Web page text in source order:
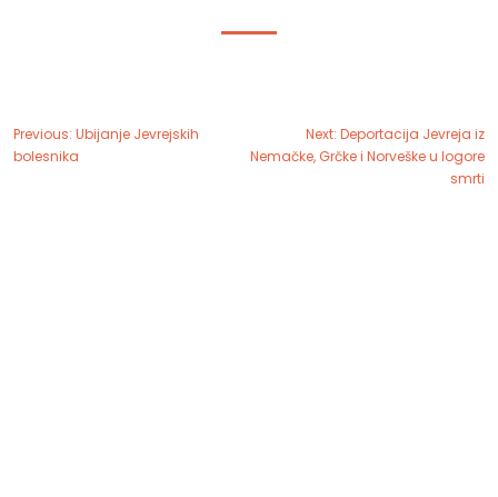
Previous: Ubijanje Jevrejskih
bolesnika
Next: Deportacija Jevreja iz
Nemačke, Grčke i Norveške u logore
smrti